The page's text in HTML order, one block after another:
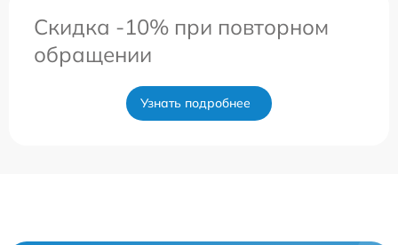
Скидка -10% при повторном
обращении
Узнать подробнее